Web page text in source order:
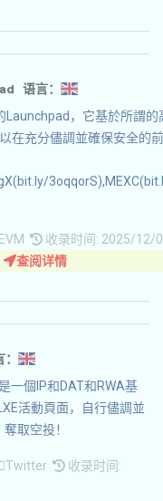
语言：
Launchpad，它基於所謂的
在充分儘調並確保安全的
收录时间: 2025/12/
查阅详情
一個IP和DAT和RWA基
活動頁面，自行儘調並
取空投！
Twitter
收录时间: